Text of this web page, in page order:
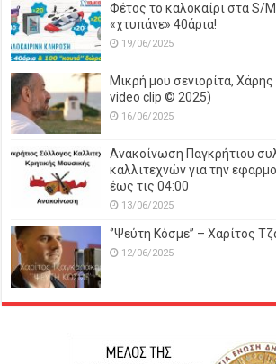
Φέτος το καλοκαίρι στα S/
«χτυπάνε» 40άρια!
19/06/2025
Μικρή μου σενιορίτα,
video clip © 2025)
16/06/2025
Ανακοίνωση Παγκρήτιου
καλλιτεχνών για την
έως τις 04:00
13/06/2025
‘’Ψεύτη Κόσμε’’ – Χαρίτος
12/06/2025